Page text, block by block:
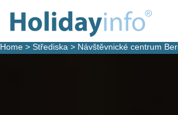
Home > Střediska > Návštěvnické centrum